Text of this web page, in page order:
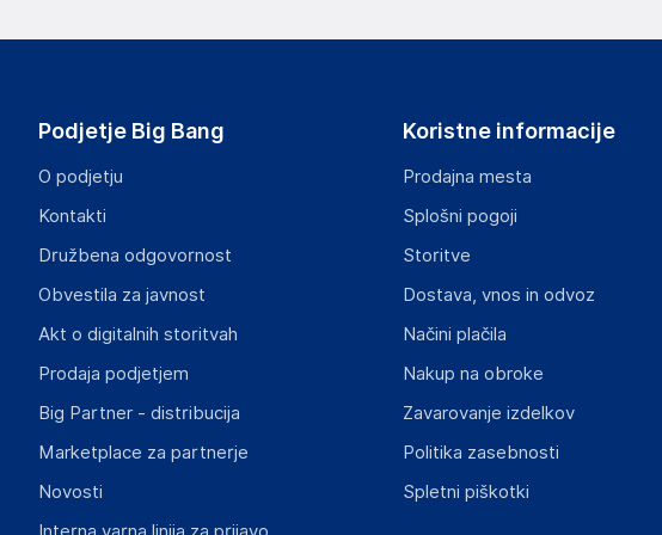
https://www.vidaxl.nl/
Gospodarski subjekt s sedežem v EU, ki zagotavlja skladnost izdelka z
Mary Kingsleystraat 1, 5928 SK Venlo
The Netherlands
Slike o varnosti izdelka
Slike o varnosti izdelka vsebujejo opozorila na embalaži izdelka in lahko
Podjetje Big Bang
O podjetju
Kontakti
Družbena odgovornost
Obvestila za javnost
Akt o digitalnih storitvah
Prodaja podjetjem
Big Partner - distribucija
Marketplace za partnerje
Novosti
Koristne informacije
Prodajna mesta
Splošni pogoji
Storitve
Dostava, vnos in odvoz
Načini plačila
Nakup na obroke
Zavarovanje izdelkov
Politika zasebnosti
Spletni piškotki